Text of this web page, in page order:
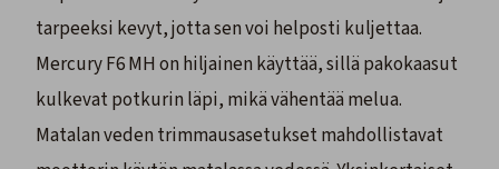
tarpeeksi kevyt, jotta sen voi helposti kuljettaa.
Mercury F6 MH on hiljainen käyttää, sillä pakokaasut
kulkevat potkurin läpi, mikä vähentää melua.
Matalan veden trimmausasetukset mahdollistavat